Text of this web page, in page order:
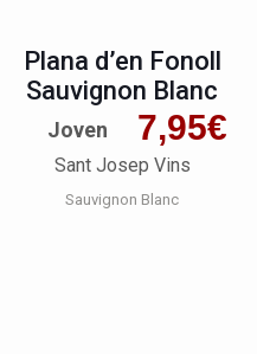
Plana d’en Fonoll
Sauvignon Blanc
7,95€
Joven
Sant Josep Vins
Sauvignon Blanc